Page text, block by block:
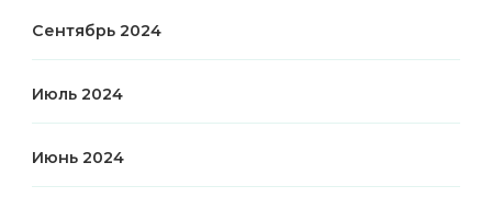
Сентябрь 2024
Июль 2024
Июнь 2024